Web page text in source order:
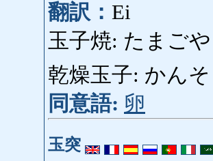
翻訳： Ei
玉子焼: たまご
乾燥玉子: かん
同意語: 卵
玉突